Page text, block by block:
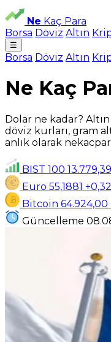
Ne Kaç Para
Borsa Döviz Altın
☰
Borsa Döviz Altın
Ne Kaç
Dolar ne kadar?
döviz kurları, gram
anlık olarak
BIST 100 13.779,39
Euro 55,1881
Bitcoin 64.924,00
Güncelleme